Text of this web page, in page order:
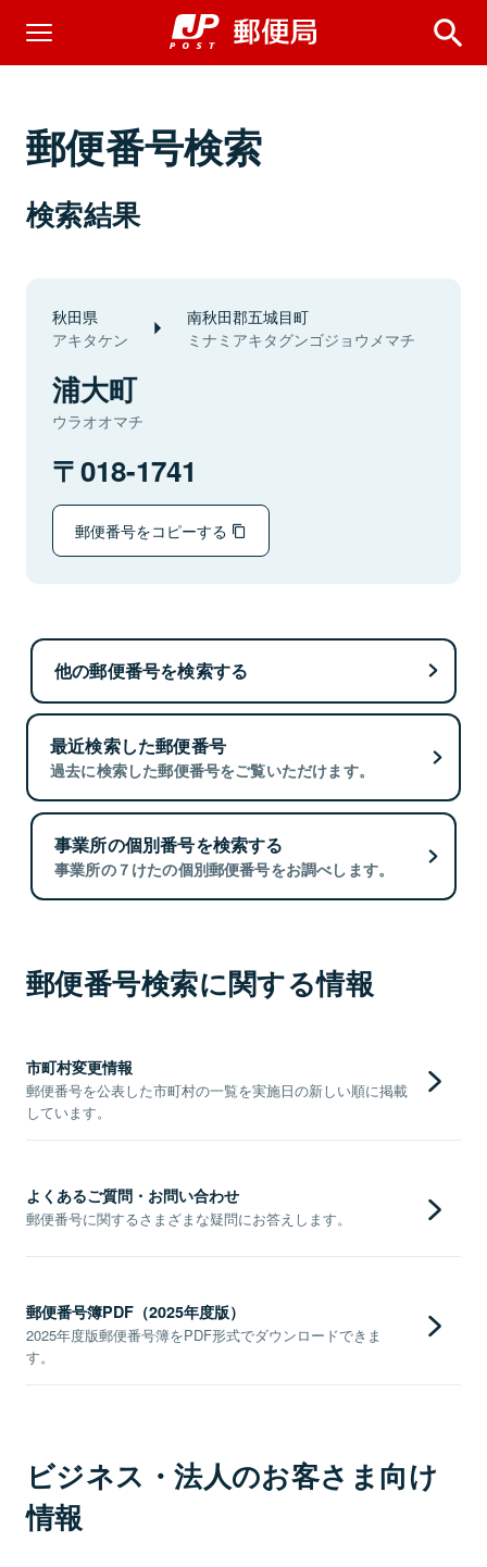
郵便番号検索
検索結果
秋田県
アキタケン
南秋田郡五城目町
ミナミアキタグンゴジョウメマチ
浦大町
ウラオオマチ
018-1741
郵便番号をコピーする
他の郵便番号を検索する
最近検索した郵便番号
過去に検索した郵便番号をご覧いただけます。
事業所の個別番号を検索する
事業所の７けたの個別郵便番号をお調べします。
郵便番号検索に関する情報
市町村変更情報
郵便番号を公表した市町村の一覧を実施日の新しい順に掲載
しています。
よくあるご質問・お問い合わせ
郵便番号に関するさまざまな疑問にお答えします。
郵便番号簿PDF（2025年度版）
2025年度版郵便番号簿をPDF形式でダウンロードできま
す。
ビジネス・法人のお客さま向け
情報